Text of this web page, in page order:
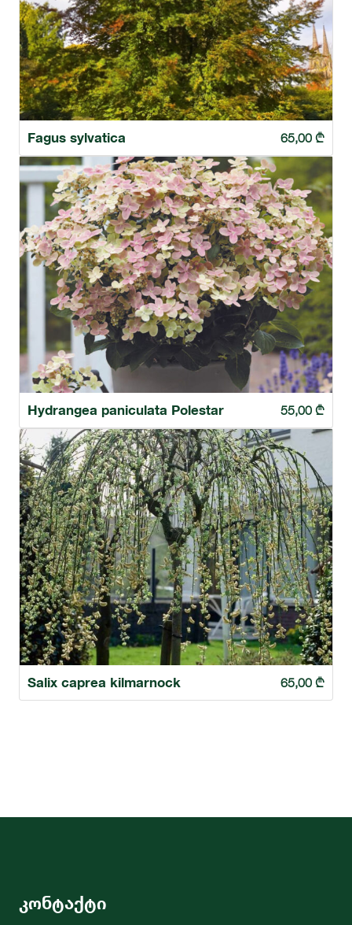
Fagus sylvatica 65,00 ₾
Hydrangea paniculata Polestar 55,00 ₾
Salix caprea kilmarnock 65,00 ₾
კონტაქტი